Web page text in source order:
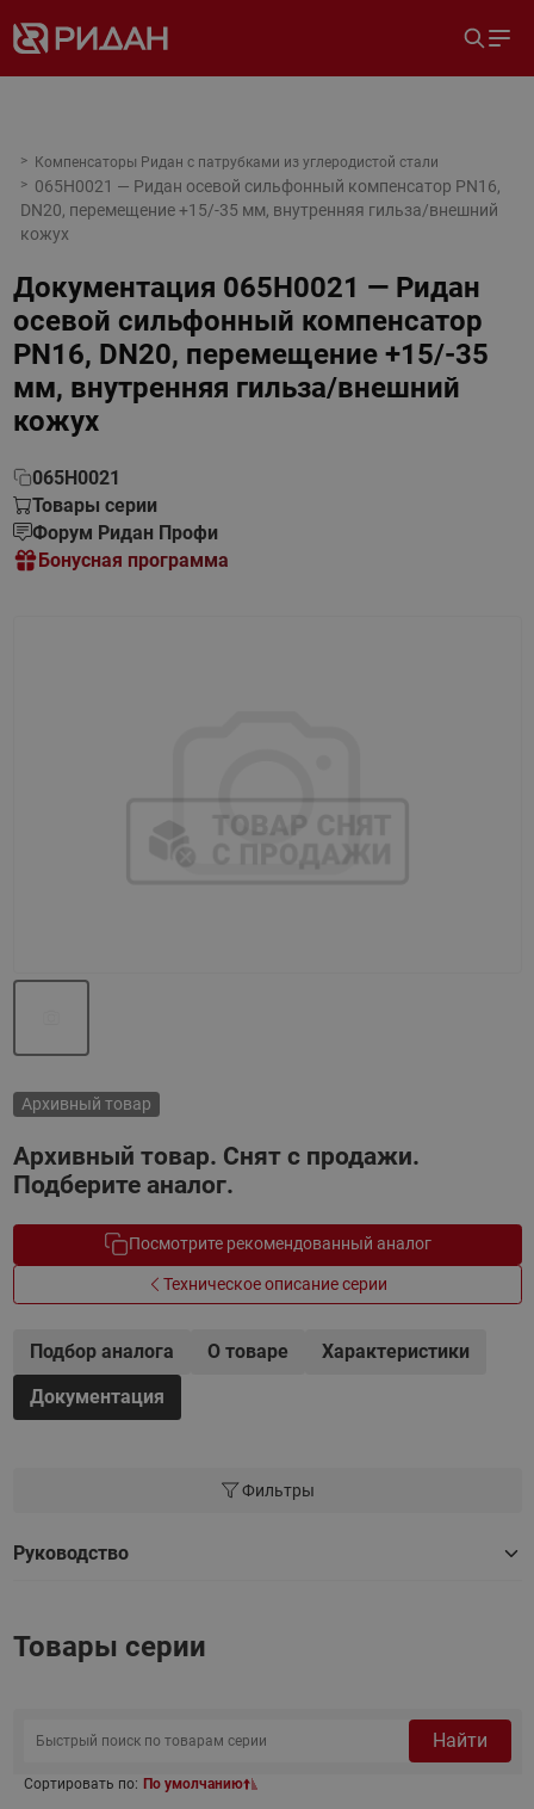
Компенсаторы Ридан с патрубками из углеродистой стали
065H0021 — Ридан осевой сильфонный компенсатор PN16,
DN20, перемещение +15/-35 мм, внутренняя гильза/внешний
кожух
Документация 065H0021 — Ридан
осевой сильфонный компенсатор
PN16, DN20, перемещение +15/-35
мм, внутренняя гильза/внешний
кожух
065H0021
Товары серии
Форум Ридан Профи
Бонусная программа
Архивный товар
Архивный товар. Снят с продажи.
Подберите аналог.
Посмотрите рекомендованный аналог
Техническое описание серии
Подбор аналога О товаре
Характеристики
Документация
Фильтры
Руководство
Товары серии
Найти
Сортировать по: По умолчанию